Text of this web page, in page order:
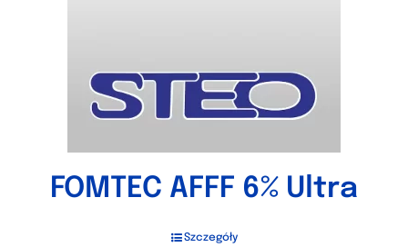
FOMTEC AFFF 6% Ultra
Szczegóły